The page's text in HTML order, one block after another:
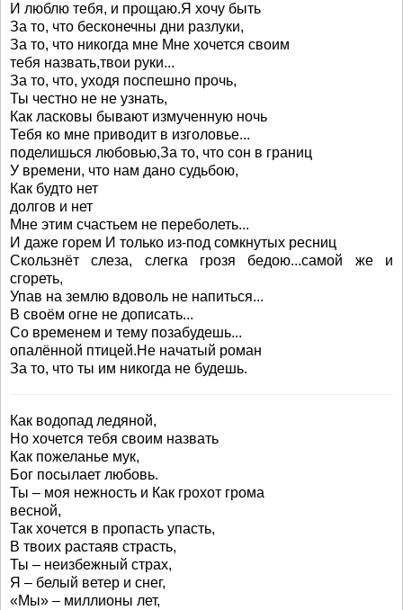
И люблю тебя, и прощаю.Я хочу быть
За то, что бесконечны дни разлуки,
За то, что никогда мне Мне хочется своим
тебя назвать,твои руки...
За то, что, уходя поспешно прочь,
Ты честно не не узнать,
Как ласковы бывают измученную ночь
Тебя ко мне приводит в изголовье...
поделишься любовью,За то, что сон в границ
У времени, что нам дано судьбою,
Как будто нет
долгов и нет
Мне этим счастьем не переболеть...
И даже горем И только из-под сомкнутых ресниц
Скользнёт слеза, слегка грозя бедою...самой же и
сгореть,
Упав на землю вдоволь не напиться...
В своём огне не дописать...
Со временем и тему позабудешь...
опалённой птицей.Не начатый роман
За то, что ты им никогда не будешь.
Как водопад ледяной,
Но хочется тебя своим назвать
Как пожеланье мук,
Бог посылает любовь.
Ты – моя нежность и Как грохот грома
весной,
Так хочется в пропасть упасть,
В твоих растаяв страсть,
Ты – неизбежный страх,
Я – белый ветер и снег,
«Мы» – миллионы лет,